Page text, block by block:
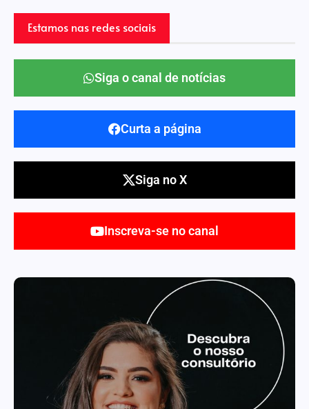
Estamos nas redes sociais
Siga o canal de notícias
Curta a página
Siga no X
Inscreva-se no canal